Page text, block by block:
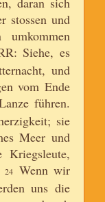
stossen und
Siehe, es
und
vom Ende
führen.
sie
Meer und
24 Wenn wir
uns die